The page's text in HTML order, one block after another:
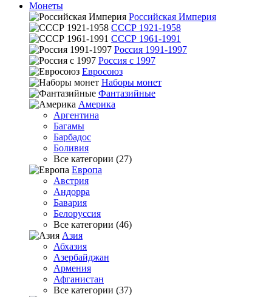
Монеты
Российская Империя
СССР 1921-1958
СССР 1961-1991
Россия 1991-1997
Россия с 1997
Евросоюз
Наборы монет
Фантазийные
Америка
Аргентина
Багамы
Барбадос
Боливия
Все категории (27)
Европа
Австрия
Андорра
Бавария
Белоруссия
Все категории (46)
Азия
Абхазия
Азербайджан
Армения
Афганистан
Все категории (37)